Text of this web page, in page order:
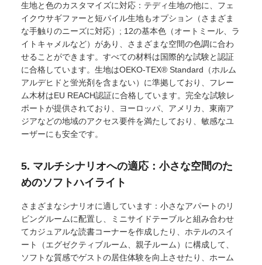
生地と色のカスタマイズに対応：テディ生地の他に、フェ
イクウサギファーと短パイル生地もオプション（さまざま
な手触りのニーズに対応）; 12の基本色（オートミール、ラ
イトキャメルなど）があり、さまざまな空間の色調に合わ
せることができます。すべての材料は国際的な試験と認証
に合格しています。生地はOEKO-TEX® Standard（ホルム
アルデヒドと蛍光剤を含まない）に準拠しており、フレー
ム木材はEU REACH認証に合格しています。完全な試験レ
ポートが提供されており、ヨーロッパ、アメリカ、東南ア
ジアなどの地域のアクセス要件を満たしており、敏感なユ
ーザーにも安全です。
5. マルチシナリオへの適応：小さな空間のた
めのソフトハイライト
さまざまなシナリオに適しています：小さなアパートのリ
ビングルームに配置し、ミニサイドテーブルと組み合わせ
てカジュアルな読書コーナーを作成したり、ホテルのスイ
ート（エグゼクティブルーム、親子ルーム）に構成して、
ソフトな質感でゲストの居住体験を向上させたり、ホーム